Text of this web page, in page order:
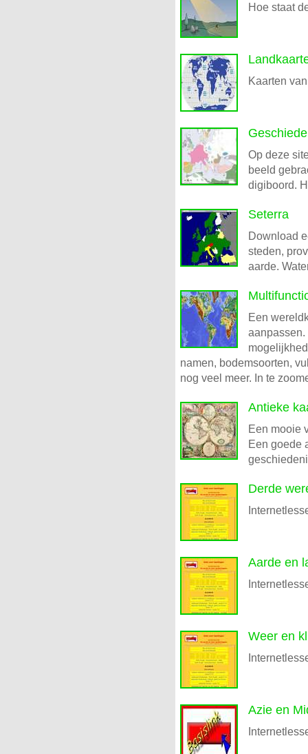
Hoe staat
Kaarten
Op deze
beeld
digiboord.
Seterra
Download
steden,
aarde.
Een
aanpassen.
namen, bodemsoorten,
nog veel meer. In te
Antieke
Een mooie
Een goede
Derde
Aarde en
Weer en
Azie en